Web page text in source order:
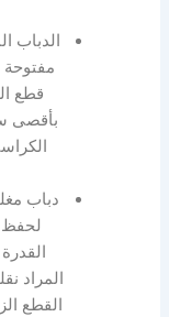
الدباب
قطع
بأقصى
دباب
لحفظ
المراد
القطع